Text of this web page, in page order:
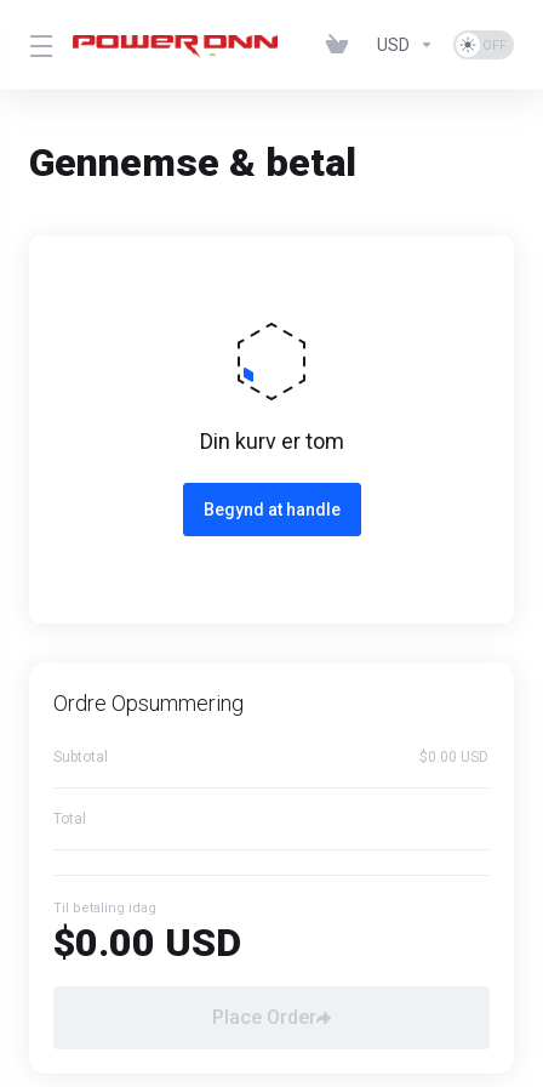
USD
Gennemse & betal
Din kurv er tom
Begynd at handle
Ordre Opsummering
Subtotal $0.00 USD
Total
Til betaling idag
$0.00 USD
Place Order